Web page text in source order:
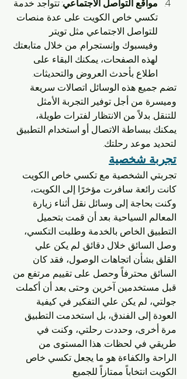
مواقع التواصل الاجتماعي: تتواجد خدمة
تكسي خاص الكويت على عدة منصات
للتواصل الاجتماعي مثل تويتر
وفيسبوك وإنستجرام. من خلال متابعتك
لهذه الصفحات، يمكنك البقاء على
اطلاع بأحدث العروض والتحديثات.
تضم جميع هذه الوسائل اتصالات سريعة
وميسرة من أجل توفير التجربة الأمثل
للتنقل. بدلاً من الانتظار لفترات طويلة،
يمكنك ببساطة الاتصال أو استخدام التطبيق
لتحديد موعد رحلتك.
تجربة شخصية
تجربتي الشخصية مع تكسي خاص الكويت
كانت رائعة. سافرت مؤخرًا إلى الكويت،
وكنت بحاجة إلى وسائل نقل أثناء زيارة
المعالم السياحية. بعد أن قمت بتحميل
التطبيق الخاص بالخدمة وطلبت التكسي،
وصل السائق خلال دقائق. لم يكن علي
القلق بشأن اتجاهات الوصول، فقد كان
السائق محترفاً وحصل على تقييم مرتفع من
قبل مستخدمين آخرين. وحتى بعد أن أكملت
جولتي، لم يكن علي التفكير في كيفية
العودة إلى الفندق، بل استخدمت التطبيق
مرة أخرى، وحددت رحلتي، وكنت في
طريقي في لحظات. هذا المستوى من
الراحة والكفاءة هو ما يجعل تكسي خاص
الكويت انتخاباً ممتازاً للجميع.